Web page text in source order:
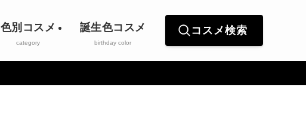
色別コスメ
category
誕生色コスメ
birthday color
コスメ検索